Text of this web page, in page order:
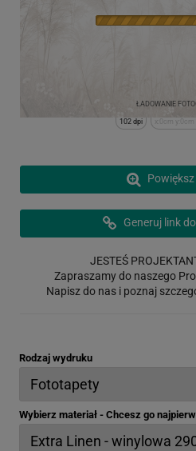
ŁADOWANIE
x:0cm
102 dpi
Generuj link
JESTEŚ
Zapraszamy do naszego
Napisz do nas i poznaj
Rodzaj wydruku
Wybierz materiał - Chcesz go